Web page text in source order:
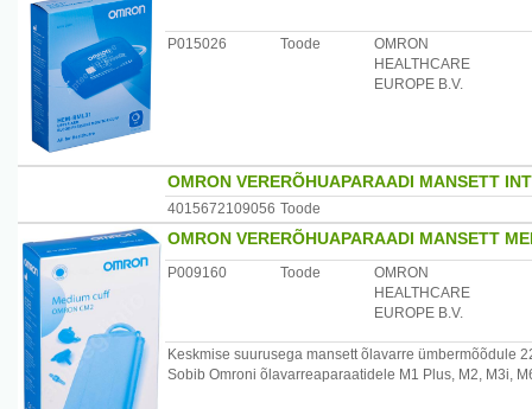
Tootjariik: Jaapan
Maaletooja:AS Mefo, Järveotsa tee 50C, Tallinn, 13520,
P015026 Toode
OMRON
HEALTHCARE
EUROPE B.V.
OMRON VERERÕHUAPARAADI MANSETT
4015672109056 Toode
OMRON VERERÕHUAPARAADI MANSETT
P009160 Toode
OMRON
HEALTHCARE
EUROPE B.V.
Keskmise suurusega mansett õlavarre ümbermõõdule
Sobib Omroni õlavarreaparaatidele M1 Plus, M2, M3i,